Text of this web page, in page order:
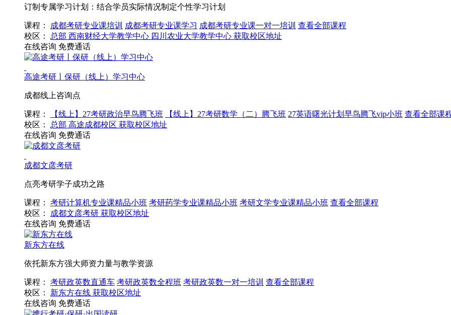
订制专属学习计划：结合学员实际情况制定个性学习计划
课程： 成都考研专业课培训 成都考研专业课学习 成都考研专业课一对一培训 查看全部课程
校区：
总部 西南财经大学教学中心 四川农业大学教学中心 获取校区地址
在线咨询 免费通话
高途考研丨保研（线上）学习中心
成都线上咨询点
课程： 【线上】27考研政治早鸟腾飞班 【线上】27考研数学（二）腾飞班 27英语曙光计划早鸟腾飞vip小班 查看全部课
校区：
总部 高途成都校区 获取校区地址
在线咨询 免费通话
成都文彦考研
点亮考研学子成功之路
课程： 考研计算机专业课精品小班 考研药学专业课精品小班 考研文学专业课精品小班 查看全部课程
校区：
成都文彦考研 获取校区地址
在线咨询 免费通话
新东方在线
依托新东方强大师资力量与教学资源
课程： 考研政英数直通车 考研政英数全程班 考研政英数一对一培训 查看全部课程
校区：
新东方在线 获取校区地址
在线咨询 免费通话